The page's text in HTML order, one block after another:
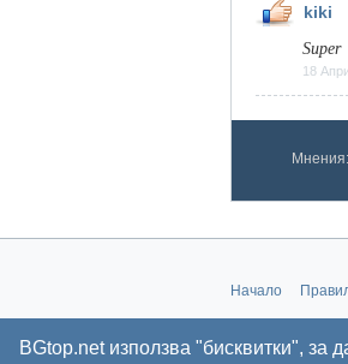
BGtop.net използва "бисквитки", за
kiki
Super
18
Мнения:
Начало